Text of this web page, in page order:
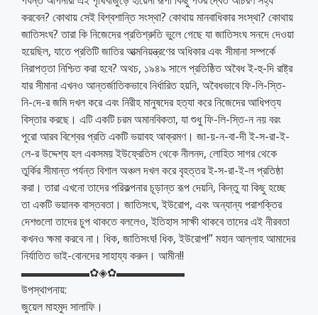
করবেন? কোথায় সেই বিশ্বশান্তি সংস্থা? কোথায় মানবাধিকার সংস্থা? কোথায়
জাতিসংঘ? তারা কি নিজেদের প্রতিশ্রুতি ভুলে গেছে যা জাতিসংঘ সনদে দেওয়া
হয়েছিল, যাতে প্রতিটি জাতির আত্মনিয়ন্ত্রণের অধিকার এবং সীমানা সম্পর্কে
নিরাপত্তা নিশ্চিত করা হবে? অথচ, ১৯৪৯ সালে প্রতিষ্ঠিত অবৈধ ই-হু-দি রাষ্ট্র
যার সীমানা এখনও আন্তর্জাতিকভাবে নির্ধারিত হয়নি, অবৈধভাবে ফি-লি-স্তি-
নি-দে-র জমি দখল করে এবং নিরীহ মানুষদের হত্যা করে নিজেদের আধিপত্য
বিস্তার করছে। এটি একটি চরম অমানবিকতা, যা শুধু ফি-লি-স্তি-ন নয় বরং
পুরো আরব বিশ্বের প্রতি একটি ভয়াবহ আক্রমণ। জা-য়-ন-বা-দী ই-স-রা-ই-
লে-র উদ্দেশ্য হল একসময় ইউফ্রেতিস থেকে নীলনদ, লোহিত সাগর থেকে
তুর্কির সীমান্ত পর্যন্ত বিশাল অঞ্চল দখল করে বৃহত্তর ই-স-রা-ই-ল প্রতিষ্ঠা
করা। তারা এখনো তাদের পরিকল্পনার চূড়ান্ত রূপ দেয়নি, কিন্তু যা কিছু হচ্ছে
তা একটি ভয়ানক বাস্তবতা। জাতিসংঘ, ইউরোপ, এবং অন্যান্য পরাশক্তির
দেশগুলো তাদের চুপ থাকতে বললেও, ইতিহাস সাক্ষী থাকবে তাদের এই নীরবতা
কখনও ক্ষমা করবে না। ধিক, জাতিসংঘ! ধিক, ইউরোপ!” মহান আল্লাহ আমাদের
নির্যাতিত ভাই-বোনদের সাহায্য করুন। আমীন!!
▬▬▬▬▬▬✿◈✿▬▬▬▬▬▬
উপস্থাপনায়:
জুয়েল মাহমুদ সালাফি।